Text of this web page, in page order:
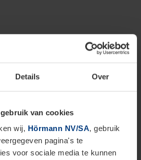
Details Over
van cookies
wij, Hörmann NV/SA, gebruik
pagina's te
voor sociale media te kunnen